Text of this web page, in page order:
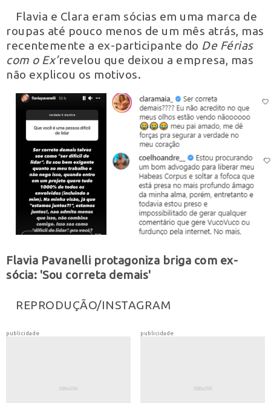
Flavia e Clara eram sócias em uma marca de
roupas até pouco menos de um mês atrás, mas
recentemente a ex-participante do De Férias
com o Ex’revelou que deixou a empresa, mas
não explicou os motivos.
Flavia Pavanelli protagoniza briga com ex-
sócia: 'Sou correta demais'
REPRODUÇÃO/INSTAGRAM
publicidade publicidade